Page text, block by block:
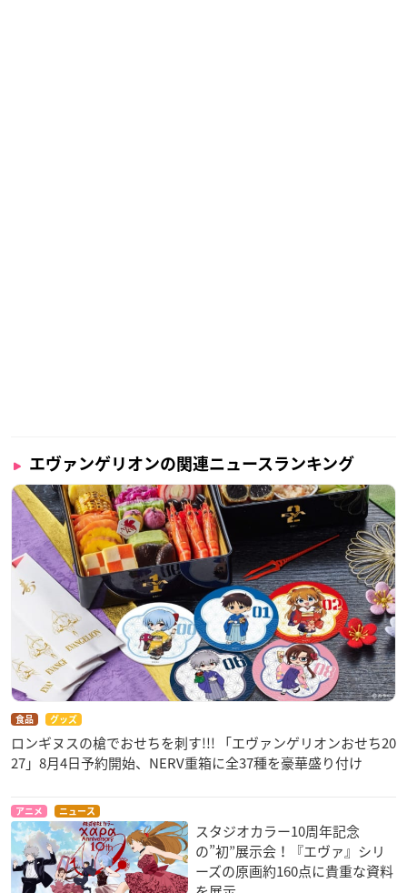
エヴァンゲリオンの関連ニュースランキング
食品 グッズ
ロンギヌスの槍でおせちを刺す!!! 「エヴァンゲリオンおせち20
27」8月4日予約開始、NERV重箱に全37種を豪華盛り付け
アニメ ニュース
スタジオカラー10周年記念
の”初”展示会！『エヴァ』シリ
ーズの原画約160点に貴重な資料